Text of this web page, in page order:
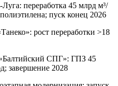
переработка 45 млрд м³/
пуск конец 2026
рост переработки >18
СПГ»: ГПЗ 45
завершение 2028